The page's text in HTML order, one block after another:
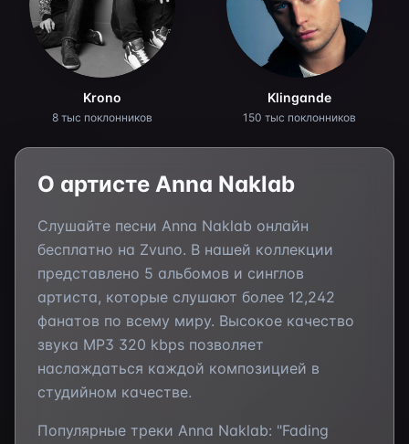
Krono
8 тыс поклонников
Klingande
150 тыс поклонников
О артисте Anna Naklab
Слушайте песни Anna Naklab онлайн
бесплатно на Zvuno. В нашей коллекции
представлено 5 альбомов и синглов
артиста, которые слушают более 12,242
фанатов по всему миру. Высокое качество
звука MP3 320 kbps позволяет
наслаждаться каждой композицией в
студийном качестве.
Популярные треки Anna Naklab: "Fading